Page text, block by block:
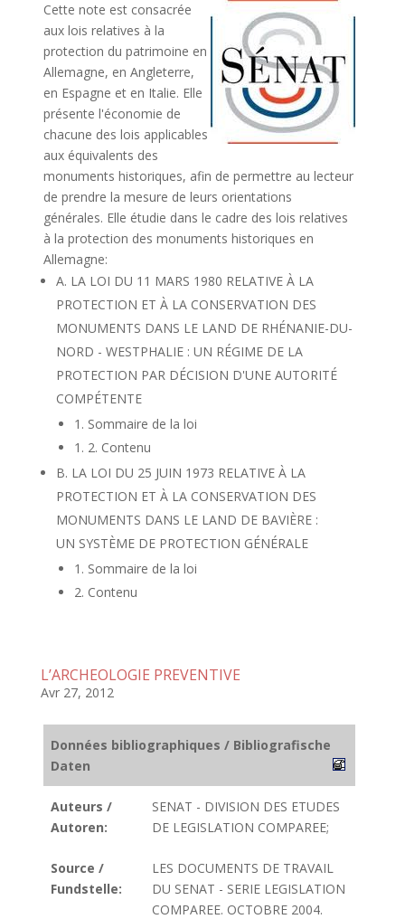
Cette note est consacrée
aux lois relatives à la
protection du patrimoine en
Allemagne, en Angleterre,
en Espagne et en Italie. Elle
présente l'économie de
chacune des lois applicables
aux équivalents des
monuments historiques, afin de permettre au lecteur
de prendre la mesure de leurs orientations
générales. Elle étudie dans le cadre des lois relatives
à la protection des monuments historiques en
Allemagne:
A. LA LOI DU 11 MARS 1980 RELATIVE À LA
PROTECTION ET À LA CONSERVATION DES
MONUMENTS DANS LE LAND DE RHÉNANIE-DU-
NORD - WESTPHALIE : UN RÉGIME DE LA
PROTECTION PAR DÉCISION D'UNE AUTORITÉ
COMPÉTENTE
1. Sommaire de la loi
1. 2. Contenu
B. LA LOI DU 25 JUIN 1973 RELATIVE À LA
PROTECTION ET À LA CONSERVATION DES
MONUMENTS DANS LE LAND DE BAVIÈRE :
UN SYSTÈME DE PROTECTION GÉNÉRALE
1. Sommaire de la loi
2. Contenu
L’ARCHEOLOGIE PREVENTIVE
Avr 27, 2012
Données bibliographiques / Bibliografische
Daten
Auteurs /
Autoren:
SENAT - DIVISION DES ETUDES
DE LEGISLATION COMPAREE;
Source /
Fundstelle:
LES DOCUMENTS DE TRAVAIL
DU SENAT - SERIE LEGISLATION
COMPAREE. OCTOBRE 2004.